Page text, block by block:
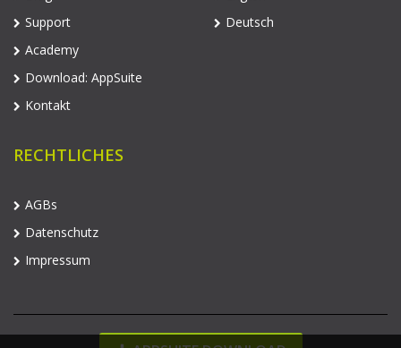
Support
Academy
Download: AppSuite
Kontakt
Deutsch
RECHTLICHES
AGBs
Datenschutz
Impressum